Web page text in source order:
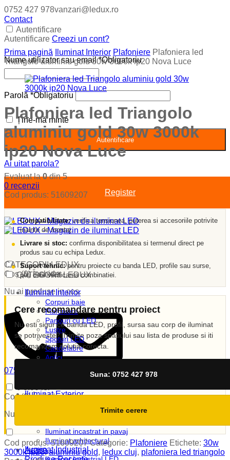
0752 427 978vanzari@ledux.ro
Contact
Autentificare
Autentificare Creezi un cont?
Nume utilizator sau email*Obligatoriu
Parolă *Obligatoriu
Ține-mă minte
Autentificare
Ai uitat parola?
Register
Coș (0)Închide
Nu ai produse in cos.
0752 427 978
vanzari@ledux.ro
Coș (0)Închide
Nu ai produse in cos.
Acasa
CATEGORII LEDUX
CATEGORII LEDUX
Iluminat Interior
Corpuri baie
Plafoniere
Panouri cu LED
Lustre
Spoturi LED
Candelabre
Aplici
Corpuri incastrate
Iluminat Exterior
Lampi si instalatii decor
Iluminat incastrat in pavaj
Iluminat arhitectural
Iluminat Industrial
Prima pagină Iluminat Interior Plafoniere Plafoniera led
Triangolo aluminiu gold 30w 3000k ip20 Nova Luce
Plafoniera led Triangolo
aluminiu gold 30w 3000k
ip20 Nova Luce
Evaluat la0din 5
0 recenzii
Cod produs: 51609207
Compatibilitate:verifica tensiunea, puterea si accesoriile potrivite
inainte de montaj.
Livrare si stoc: confirma disponibilitatea si termenul direct pe
produs sau cu echipa Ledux.
Suport tehnic:pentru proiecte cu banda LED, profile sau surse,
poti cere verificarea combinatiei.
Cere recomandare pentru proiect
Nu esti sigur ce banda LED, profil, sursa sau corp de iluminat
se potriveste? Trimite poza spatiului sau lista de produse si iti
recomandam solutia corecta.
Suna: 0752 427 978
Trimite cerere
Cod produs:51609207 Categorie: Plafoniere Etichete: 30w
3000k ip20,aluminiu gold, ledux cluj, plafoniera led triangolo